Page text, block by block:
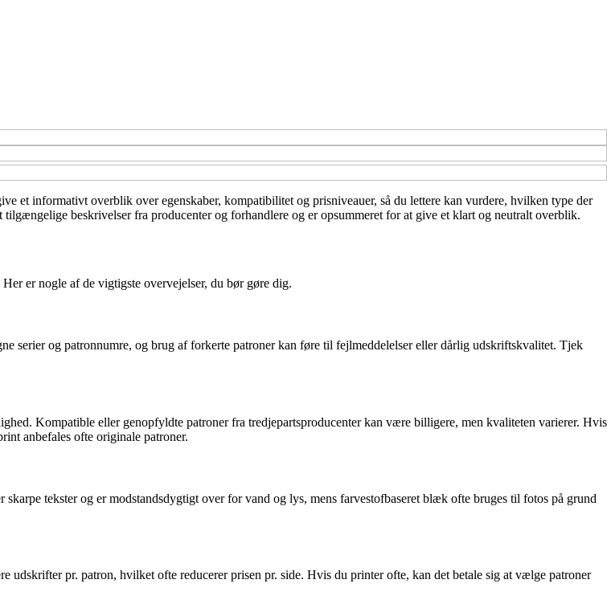
et informativt overblik over egenskaber, kompatibilitet og prisniveauer, så du lettere kan vurdere, hvilken type der
beskrivelser fra producenter og forhandlere og er opsummeret for at give et klart og neutralt overblik.
er nogle af de vigtigste overvejelser, du bør gøre dig.
serier og patronnumre, og brug af forkerte patroner kan føre til fejlmeddelelser eller dårlig udskriftskvalitet. Tjek
Kompatible eller genopfyldte patroner fra tredjepartsproducenter kan være billigere, men kvaliteten varierer. Hvis
anbefales ofte originale patroner.
tekster og er modstandsdygtigt over for vand og lys, mens farvestofbaseret blæk ofte bruges til fotos på grund
pr. patron, hvilket ofte reducerer prisen pr. side. Hvis du printer ofte, kan det betale sig at vælge patroner